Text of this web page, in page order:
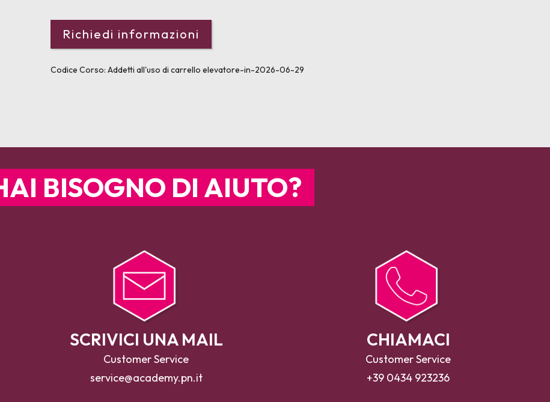
Codice Corso:Addetti all'uso di carrello elevatore-in-2026-06-29
BISOGNO DI AIUTO?
SCRIVICI UNA MAIL
Customer Service
service@academy.pn.it
CHIAMACI
Customer Service
+39 0434 923236